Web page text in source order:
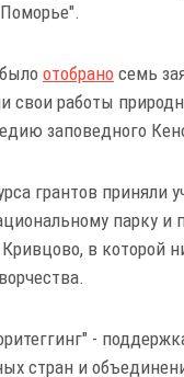
отобрано семь
свои работы
заповедного
грантов приняли
парку и
в которой
-
стран и